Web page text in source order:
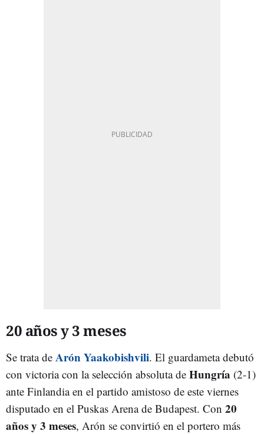
20 años y 3 meses
Se trata de Arón Yaakobishvili. El guardameta debutó
con victoria con la selección absoluta de Hungría (2-1)
ante Finlandia en el partido amistoso de este viernes
disputado en el Puskas Arena de Budapest. Con 20
años y 3 meses, Arón se convirtió en el portero más